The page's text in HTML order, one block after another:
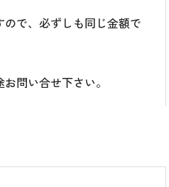
で、必ずしも同じ金額で
問い合せ下さい。